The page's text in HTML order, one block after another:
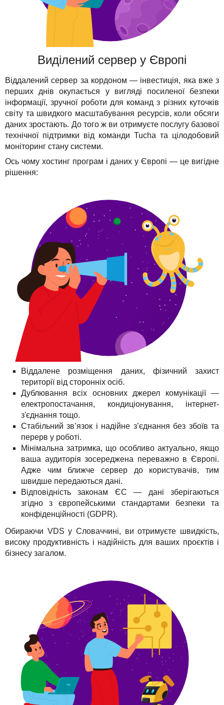
Виділений сервер у Європі
Віддалений сервер за кордоном — інвестиція, яка вже з
перших днів окупається у вигляді посиленої безпеки
інформації, зручної роботи для команд з різних куточків
світу та швидкого масштабування ресурсів, коли обсяги
даних зростають. До того ж ви отримуєте послугу базової
технічної підтримки від команди Tucha та цілодобовий
моніторинг стану системи.
Ось чому хостинг програм і даних у Європі — це вигідне
рішення:
Віддалене розміщення даних, фізичний захист
території від сторонніх осіб.
Дублювання всіх основних джерел комунікації —
електропостачання, кондиціонування, інтернет-
з'єднання тощо.
Стабільний зв’язок і надійне з’єднання без збоїв та
перерв у роботі.
Мінімальна затримка, що особливо актуально, якщо
ваша аудиторія зосереджена переважно в Європі.
Адже чим ближче сервер до користувачів, тим
швидше передаються дані.
Відповідність законам ЄС — дані зберігаються
згідно з європейськими стандартами безпеки та
конфіденційності (GDPR).
Обираючи VDS у Словаччині, ви отримуєте швидкість,
високу продуктивність і надійність для ваших проєктів і
бізнесу загалом.